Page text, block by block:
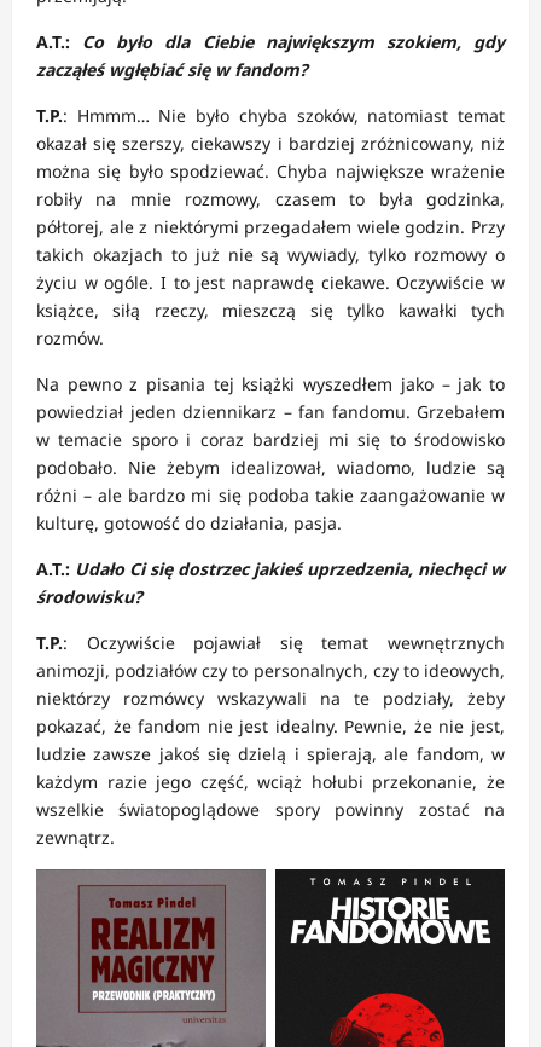
A.T.: Co było dla Ciebie największym szokiem, gdy
zacząłeś wgłębiać się w fandom?
T.P.: Hmmm… Nie było chyba szoków, natomiast temat
okazał się szerszy, ciekawszy i bardziej zróżnicowany, niż
można się było spodziewać. Chyba największe wrażenie
robiły na mnie rozmowy, czasem to była godzinka,
półtorej, ale z niektórymi przegadałem wiele godzin. Przy
takich okazjach to już nie są wywiady, tylko rozmowy o
życiu w ogóle. I to jest naprawdę ciekawe. Oczywiście w
książce, siłą rzeczy, mieszczą się tylko kawałki tych
rozmów.
Na pewno z pisania tej książki wyszedłem jako – jak to
powiedział jeden dziennikarz – fan fandomu. Grzebałem
w temacie sporo i coraz bardziej mi się to środowisko
podobało. Nie żebym idealizował, wiadomo, ludzie są
różni – ale bardzo mi się podoba takie zaangażowanie w
kulturę, gotowość do działania, pasja.
A.T.: Udało Ci się dostrzec jakieś uprzedzenia, niechęci w
środowisku?
T.P.: Oczywiście pojawiał się temat wewnętrznych
animozji, podziałów czy to personalnych, czy to ideowych,
niektórzy rozmówcy wskazywali na te podziały, żeby
pokazać, że fandom nie jest idealny. Pewnie, że nie jest,
ludzie zawsze jakoś się dzielą i spierają, ale fandom, w
każdym razie jego część, wciąż hołubi przekonanie, że
wszelkie światopoglądowe spory powinny zostać na
zewnątrz.